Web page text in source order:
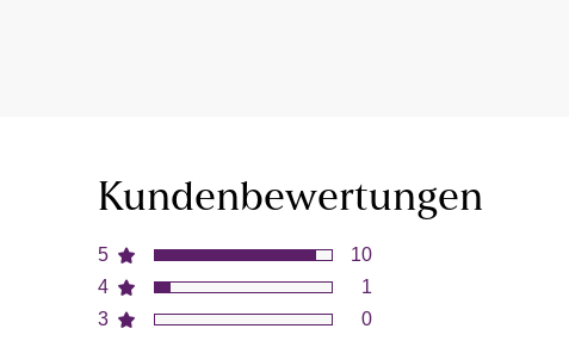
Kundenbewertungen
5
4
3
10
1
0